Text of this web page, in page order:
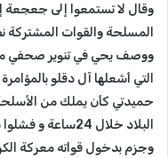
وقال لا تستمعوا إلى جعجعة
المسلحة والقوات المشتركة
ووصف يحي في تنوير صحفي
التي أشعلها آل دقلو
حميدتي كأن يملك من
البلاد خلال 24ساعة و فشلوا بحكمة وحنكة الجيش السوداني.
وجزم بدخول قواته معركة